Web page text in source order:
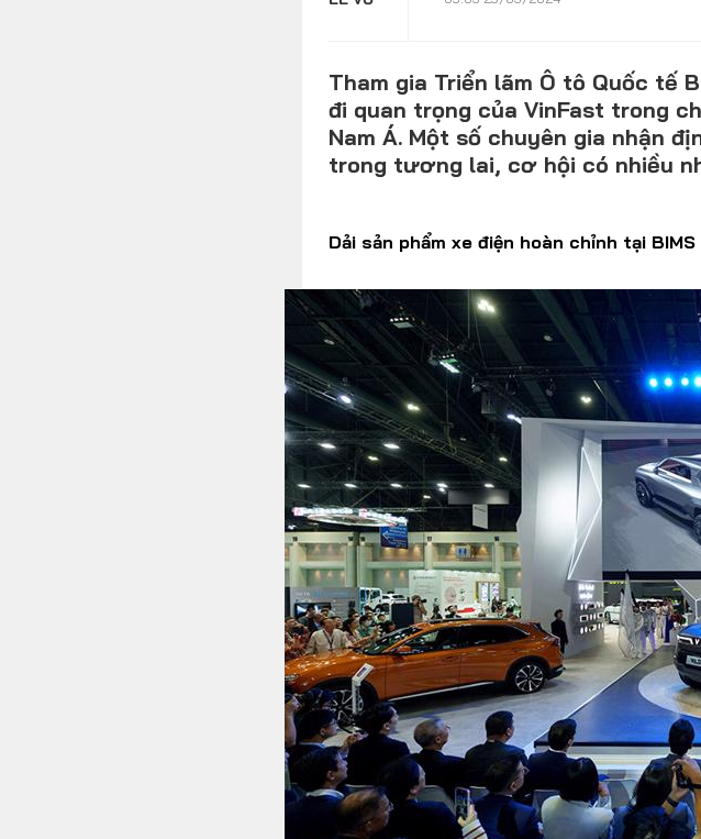
Hỏi đáp
MODEL DÒNG XE
Youtube RSS
CONTACT
024 32055868 /
Tham gia Triển lãm Ô tô Quốc tế
đi quan trọng của VinFast trong
Nam Á. Một số chuyên gia nhận
trong tương lai, cơ hội có nhiều
Dải sản phẩm xe điện hoàn chỉnh tại